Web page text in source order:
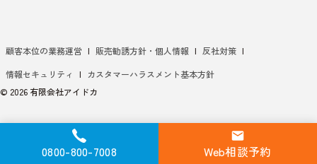
顧客本位の業務運営 | 販売勧誘方針・個人情報 | 反社対策 |
情報セキュリティ
|
カスタマーハラスメント基本方針
© 2026 有限会社アイドカ
0800-800-7008 Web相談予約